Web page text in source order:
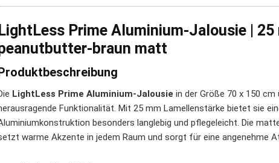
LightLess Prime Aluminium-Jalousie |
braun matt
LightLess Prime Aluminium-Jalousie in der Größe 70 x 150
Funktionalität. Mit 25 mm Lamellenstärke bietet sie
besonders langlebig und pflegeleicht. Die
warme Akzente in jedem Raum und sorgt für eine angenehme